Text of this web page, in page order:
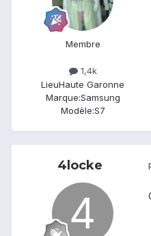
Membre
1,4k
LieuHaute Garonne
Marque:Samsung
Modèle:S7
4locke